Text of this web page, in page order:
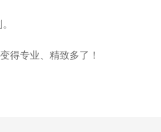
得专业、精致多了！